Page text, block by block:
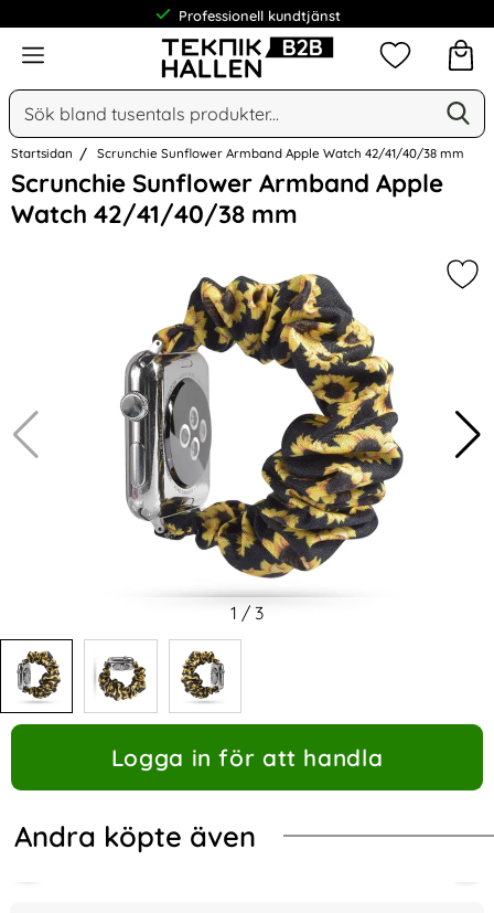
Professionell kundtjänst
Meny
Sök
Sök på Narse Group AB
Mina
Startsidan Scrunchie Sunflower Armband Apple Watch 42/41/40/38 mm
Scrunchie Sunflower Armband Apple
Watch 42/41/40/38 mm
Hoppa
över
Bilder
1 / 3
Logga in för att handla
Andra köpte även